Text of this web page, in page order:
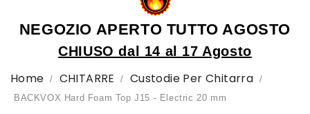
NEGOZIO APERTO TUTTO AGOSTO
CHIUSO dal 14 al 17 Agosto
Home CHITARRE Custodie Per Chitarra
BACKVOX Hard Foam Top J15 - Electric 20 mm